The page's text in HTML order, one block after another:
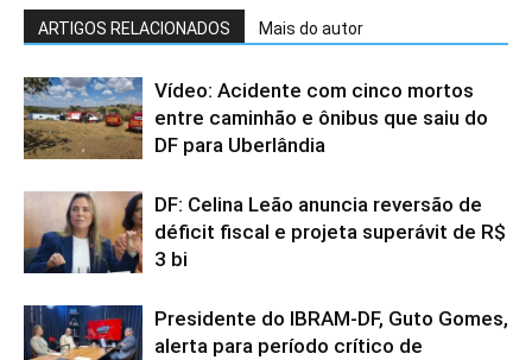
ARTIGOS RELACIONADOS Mais do autor
Vídeo: Acidente com cinco mortos
entre caminhão e ônibus que saiu do
DF para Uberlândia
DF: Celina Leão anuncia reversão de
déficit fiscal e projeta superávit de R$
3 bi
Presidente do IBRAM-DF, Guto Gomes,
alerta para período crítico de